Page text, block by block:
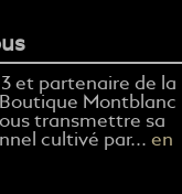
et partenaire de la
Montblanc
transmettre sa
cultivé par... en